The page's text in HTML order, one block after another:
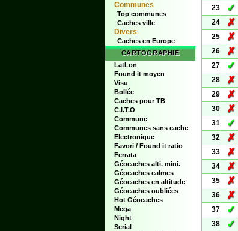
Communes
Top communes
Caches ville
Divers
Caches en Europe
CARTOGRAPHIE
LatLon
Found it moyen
Visu
Bollée
Caches pour TB
C.I.T.O
Commune
Communes sans cache
Electronique
Favori / Found it ratio
Ferrata
Géocaches alti. mini.
Géocaches calmes
Géocaches en altitude
Géocaches oubliées
Hot Géocaches
Mega
Night
Serial
23
✓
24
✗
25
✗
26
✗
27
✓
28
✗
29
✗
30
✗
31
✓
32
✗
33
✗
34
✗
35
✗
36
✗
37
✓
38
✓